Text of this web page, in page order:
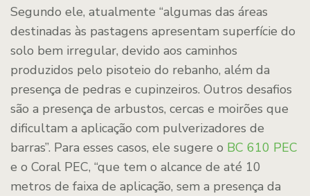
Segundo ele, atualmente “algumas das áreas
destinadas às pastagens apresentam superfície do
solo bem irregular, devido aos caminhos
produzidos pelo pisoteio do rebanho, além da
presença de pedras e cupinzeiros. Outros desafios
são a presença de arbustos, cercas e moirões que
dificultam a aplicação com pulverizadores de
barras”. Para esses casos, ele sugere o BC 610 PEC
e o Coral PEC, “que tem o alcance de até 10
metros de faixa de aplicação, sem a presença da